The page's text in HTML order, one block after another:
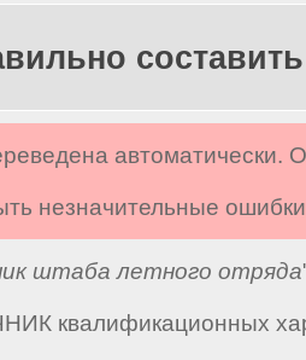
незначительные
штаба летного отряда
квалификационных